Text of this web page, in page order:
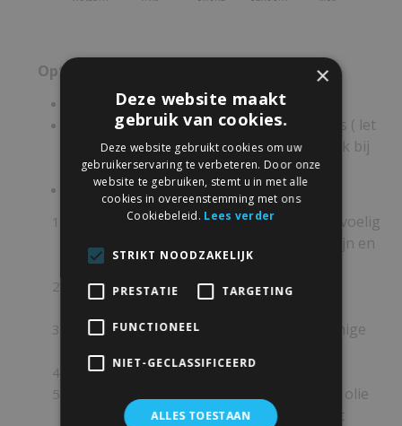
Opties:
Selecteer lengte wandplank
Eiken wandplank in 4 verschillende dikte's ( let
op leverijd wordt langer als u er een plank bij
besteld)
Kies kleurafwerking
Geen oliebehandeling ( het hout is nu gevoelig
voor verkleuren/vergelen op lange termijn en
kan gaan vlekken door vocht etc.)
Blanke olie ( Het hout krijgt een diepere
Cloud ( Het hout krijgt een donkere bruinige
tint)
Black inc ( Iets donkerder dan Cloud)
Zwart ( plank word met zwarte dekkende olie
behandeld, houtnerfen en structuur blijft
×
Deze website maakt
gebruik van cookies.
Deze website gebruikt cookies om uw
gebruikerservaring te verbeteren. Door onze
website te gebruiken, stemt u in met alle
cookies in overeenstemming met ons
Cookiebeleid. Lees verder
STRIKT NOODZAKELIJK
PRESTATIE TARGETING
FUNCTIONEEL
NIET-GECLASSIFICEERD
ALLES TOESTAAN